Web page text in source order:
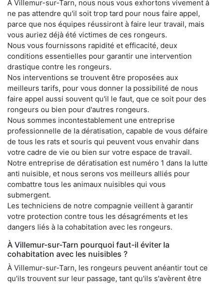
À Villemur-sur-Tarn, nous nous vous exhortons vivement à
ne pas attendre qu'il soit trop tard pour nous faire appel,
parce que nos équipes réussiront à faire leur travail, mais
vous auriez déjà été victimes de ces rongeurs.
Nous vous fournissons rapidité et efficacité, deux
conditions essentielles pour garantir une intervention
drastique contre les rongeurs.
Nos interventions se trouvent être proposées aux
meilleurs tarifs, pour vous donner la possibilité de nous
faire appel aussi souvent qu'il le faut, que ce soit pour des
rongeurs ou bien pour d'autres rongeurs.
Nous sommes incontestablement une entreprise
professionnelle de la dératisation, capable de vous défaire
de tous les rats et souris qui peuvent vous envahir dans
votre cadre de vie ou bien sur votre espace de travail.
Notre entreprise de dératisation est numéro 1 dans la lutte
anti nuisible, et nous serons vos meilleurs alliés pour
combattre tous les animaux nuisibles qui vous
submergent.
Les techniciens de notre compagnie veillent à garantir
votre protection contre tous les désagréments et les
dangers liés à la cohabitation avec les rongeurs.
À Villemur-sur-Tarn pourquoi faut-il éviter la
cohabitation avec les nuisibles ?
À Villemur-sur-Tarn, les rongeurs peuvent anéantir tout ce
qu'ils trouvent sur leur passage, tant qu'ils s'avèrent être